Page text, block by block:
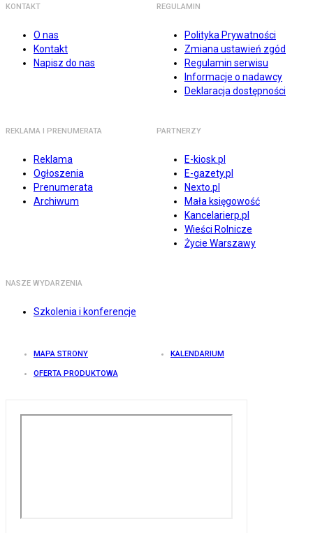
KONTAKT
O nas
Kontakt
Napisz do nas
REGULAMIN
Polityka Prywatności
Zmiana ustawień zgód
Regulamin serwisu
Informacje o nadawcy
Deklaracja dostępności
REKLAMA I PRENUMERATA
Reklama
Ogłoszenia
Prenumerata
Archiwum
PARTNERZY
E-kiosk.pl
E-gazety.pl
Nexto.pl
Mała księgowość
Kancelarierp.pl
Wieści Rolnicze
Życie Warszawy
NASZE WYDARZENIA
Szkolenia i konferencje
MAPA STRONY KALENDARIUM
OFERTA PRODUKTOWA